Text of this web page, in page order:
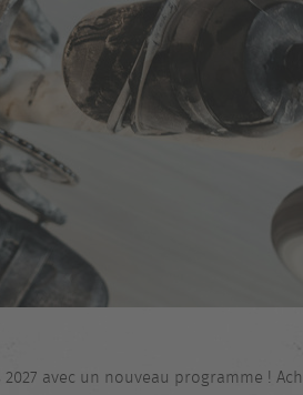
avec un nouveau programme !